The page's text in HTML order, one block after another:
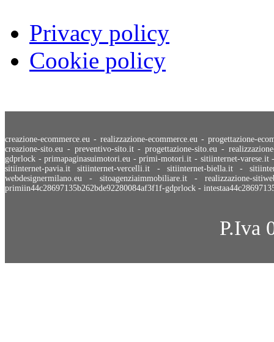
Privacy policy
Cookie policy
creazione-ecommerce.eu -realizzazione-ecommerce.eu -progettazione-
creazione-sito.eu - preventivo-sito.it-progettazione-sito.eu -
gdprlock -primapaginasuimotori.eu -primi-motori.it - sitiinternet-varese.it
sitiinternet-pavia.itsitiinternet-vercelli.it - sitiinternet-biella.it -
webdesignermilano.eu - sitoagenziaimmobiliare.it - realizzazione-
primiin44c28697135b262bde92280084af3f1f-gdprlock -
P.Iva